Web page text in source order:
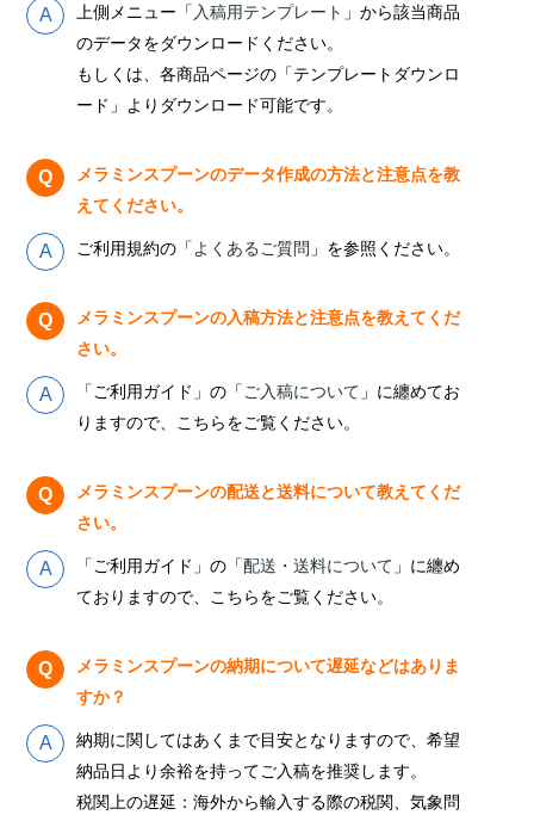
上側メニュー「 入稿用テンプレート 」から該当商品
のデータをダウンロードください。
もしくは、各商品ページの「テンプレートダウンロ
ード」よりダウンロード可能です。
メラミンスプーンのデータ作成の方法と注意点を教
えてください。
ご利用規約の「 よくあるご質問 」を参照ください。
メラミンスプーンの入稿方法と注意点を教えてくだ
さい。
「ご利用ガイド」の「 ご入稿について 」に纏めてお
りますので、こちらをご覧ください。
メラミンスプーンの配送と送料について教えてくだ
さい。
「ご利用ガイド」の「配送・送料について 」に纏め
ておりますので、こちらをご覧ください。
メラミンスプーンの納期について遅延などはありま
すか？
納期に関してはあくまで目安となりますので、希望
納品日より余裕を持ってご入稿を推奨します。
税関上の遅延：海外から輸入する際の税関、気象問